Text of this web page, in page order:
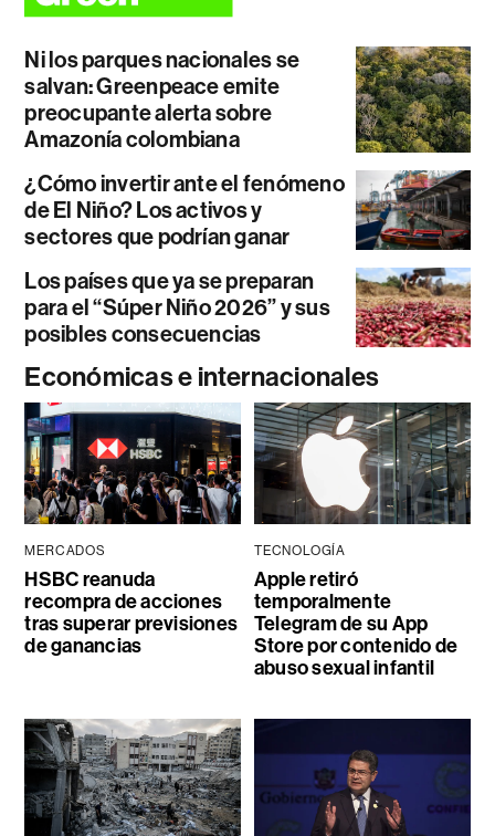
Ni los parques nacionales se
salvan: Greenpeace emite
preocupante alerta sobre
Amazonía colombiana
¿Cómo invertir ante el fenómeno
de El Niño? Los activos y
sectores que podrían ganar
Los países que ya se preparan
para el “Súper Niño 2026” y sus
posibles consecuencias
Económicas e internacionales
MERCADOS
HSBC reanuda
recompra de acciones
tras superar previsiones
de ganancias
TECNOLOGÍA
Apple retiró
temporalmente
Telegram de su App
Store por contenido de
abuso sexual infantil